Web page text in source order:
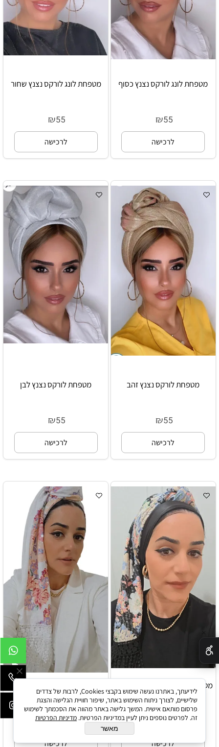
מטפחת לונג לורקס נצנץ כסוף
₪55
לרכישה
מטפחת לונג לורקס נצנץ שחור
₪55
לרכישה
מטפחת לורקס נצנץ זהב
₪55
לרכישה
מטפחת לורקס נצנץ לבן
₪55
לרכישה
מטפחת לונג משולבת סאטן שחור
ופרחים עם סיומת פרנזים
₪120
לרכישה
ופרחים בצבע לבן
₪120
לרכישה
לידיעתך, באתרנו נעשה שימוש בקבצי Cookies, לרבות של צדדים
שלישיים, לצורך ניתוח השימוש באתר, שיפור חוויית הגלישה והצגת
פרסום מותאם אישית. המשך גלישה באתר מהווה את הסכמתך לשימוש
זה. לפרטים נוספים ניתן לעיין במדיניות הפרטיות. מדיניות הפרטיות
מאשר